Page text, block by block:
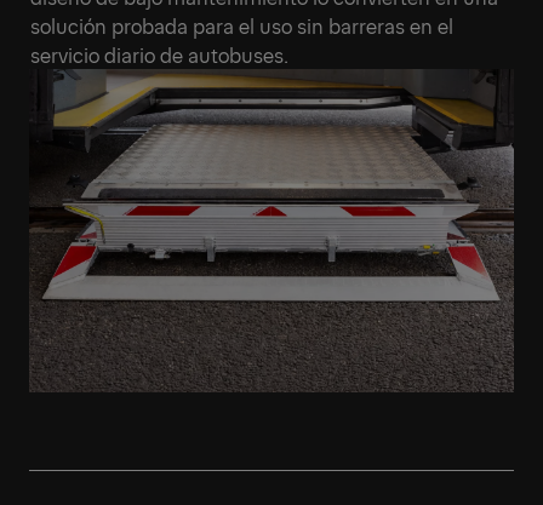
solución probada para el uso sin barreras en el
servicio diario de autobuses.